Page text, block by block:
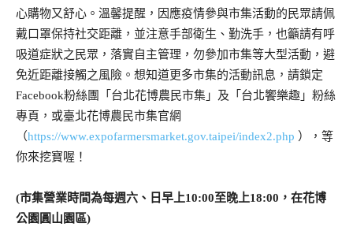
心購物又舒心。溫馨提醒，因應疫情參與市集活動的民眾請佩
戴口罩保持社交距離，並注意手部衛生、勤洗手，也籲請有呼
吸道症狀之民眾，落實自主管理，勿參加市集等大型活動，避
免近距離接觸之風險。想知道更多市集的活動訊息，請鎖定
Facebook粉絲團「台北花博農民市集」及「台北饗樂趣」粉絲
專頁，或臺北花博農民市集官網
（https://www.expofarmersmarket.gov.taipei/index2.php ），等
你來挖寶喔！
(市集營業時間為每週六、日早上10:00至晚上18:00，在花博
公園圓山園區)